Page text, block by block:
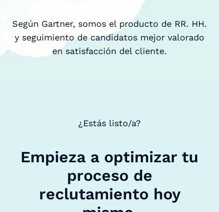
Según Gartner, somos el producto de RR. HH.
y seguimiento de candidatos mejor valorado
en satisfacción del cliente.
¿Estás listo/a?
Empieza a optimizar tu
proceso de
reclutamiento hoy